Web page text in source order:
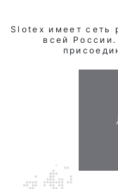
Slotex имеет сеть
всей